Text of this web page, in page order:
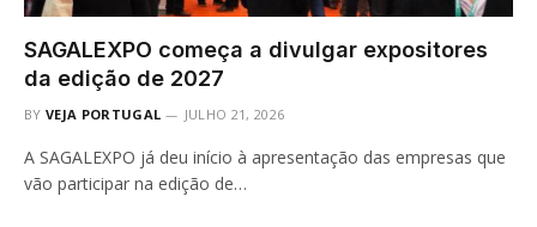
SAGALEXPO começa a divulgar expositores
da edição de 2027
BY VEJA PORTUGAL JULHO 21, 2026
A SAGALEXPO já deu início à apresentação das empresas que
vão participar na edição de…